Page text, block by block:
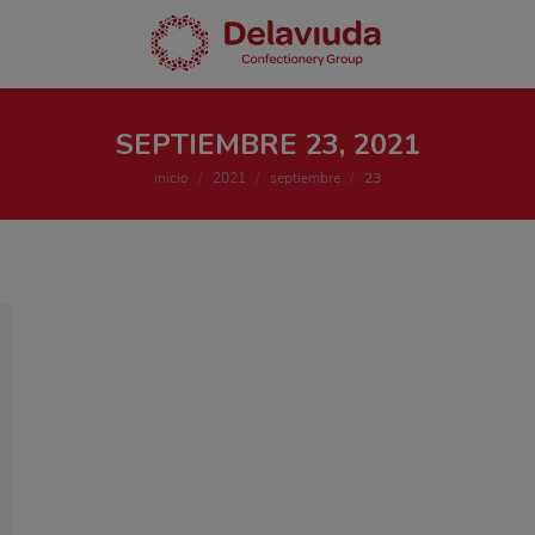
SEPTIEMBRE 23, 2021
Estás aquí:
inicio 2021 septiembre 23